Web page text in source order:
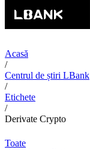
Acasă
/
Centrul de știri LBank
/
Etichete
/
Derivate Crypto
Toate